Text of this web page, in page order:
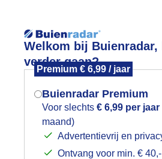
Welkom bij
verder gaan?
Premium € 6,99 / jaar
Buienradar Premium
Voor slechts € 6,99 per jaar
maand)
Advertentievrij en
Ontvang voor min. €
Foto en video
Mogen we je locatie
het weer?